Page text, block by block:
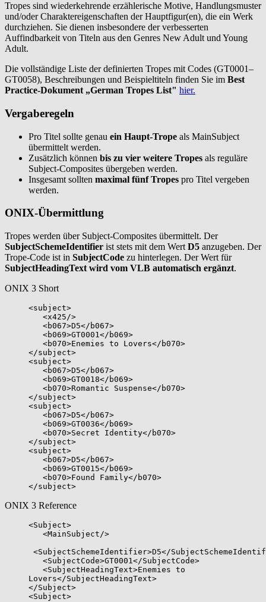
Tropes sind wiederkehrende erzählerische Motive, Handlungsmuster
und/oder Charaktereigenschaften der Hauptfigur(en), die ein Werk
durchziehen. Sie dienen insbesondere der verbesserten
Auffindbarkeit von Titeln aus den Genres New Adult und Young
Adult.
Die vollständige Liste der definierten Tropes mit Codes (GT0001–
GT0058), Beschreibungen und Beispieltiteln finden Sie im Best
Practice-Dokument „German Tropes List" hier.
Vergaberegeln
Pro Titel sollte genau ein Haupt-Trope als MainSubject
übermittelt werden.
Zusätzlich können bis zu vier weitere Tropes als reguläre
Subject-Composites übergeben werden.
Insgesamt sollten maximal fünf Tropes pro Titel vergeben
werden.
ONIX-Übermittlung
Tropes werden über Subject-Composites übermittelt. Der
SubjectSchemeIdentifier ist stets mit dem Wert D5 anzugeben. Der
Trope-Code ist in SubjectCode zu hinterlegen. Der Wert für
SubjectHeadingText wird vom VLB automatisch ergänzt.
ONIX 3 Short
<subject>
<x425/>
<b067>D5</b067>
<b069>GT0001</b069>
<b070>Enemies to Lovers</b070>
</subject>
<subject>
<b067>D5</b067>
<b069>GT0018</b069>
<b070>Romantic Suspense</b070>
</subject>
<subject>
<b067>D5</b067>
<b069>GT0036</b069>
<b070>Secret Identity</b070>
</subject>
<subject>
<b067>D5</b067>
<b069>GT0015</b069>
<b070>Found Family</b070>
</subject>
ONIX 3 Reference
<Subject>
<MainSubject/>
<SubjectSchemeIdentifier>D5</
<SubjectCode>GT0001</SubjectCode>
<SubjectHeadingText>Enemies to
Lovers</SubjectHeadingText>
</Subject>
<Subject>